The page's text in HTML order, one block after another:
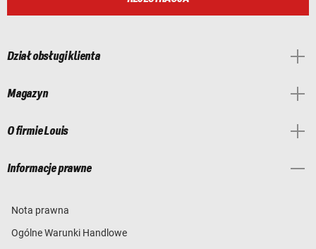
Dział obsługi klienta
Magazyn
O firmie Louis
Informacje prawne
Nota prawna
Ogólne Warunki Handlowe